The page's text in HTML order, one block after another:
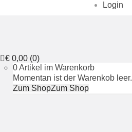
Login
€ 0,00 (0)
0 Artikel im Warenkorb
Momentan ist der Warenkob leer.
Zum ShopZum Shop